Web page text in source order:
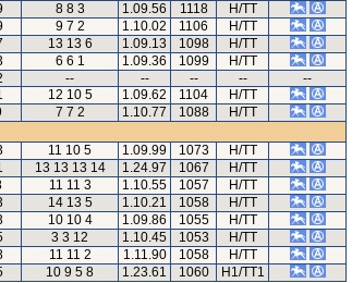
8 8 3 1.09.56 1118
H/TT
9 7 2 1.10.02 1106
H/TT
13 13 6 1.09.13 1098
H/TT
6 6 1 1.09.36 1099
H/TT
-- -- -- --
--
12 10 5 1.09.62 1104
H/TT
7 7 2 1.10.77 1088
H/TT
11 10 5 1.09.99 1073
H/TT
13 13 13 14 1.24.97 1067
H/TT
11 11 3 1.10.55 1057
H/TT
14 13 5 1.10.21 1058
H/TT
10 10 4 1.09.86 1055
H/TT
3 3 12 1.10.45 1053
H/TT
11 11 2 1.11.90 1058
H/TT
10 9 5 8 1.23.61 1060 H1/TT1